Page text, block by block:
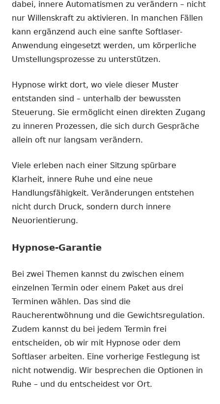
dabei, innere Automatismen zu verändern – nicht
nur Willenskraft zu aktivieren. In manchen Fällen
kann ergänzend auch eine sanfte Softlaser-
Anwendung eingesetzt werden, um körperliche
Umstellungsprozesse zu unterstützen.
Hypnose wirkt dort, wo viele dieser Muster
entstanden sind – unterhalb der bewussten
Steuerung. Sie ermöglicht einen direkten Zugang
zu inneren Prozessen, die sich durch Gespräche
allein oft nur langsam verändern.
Viele erleben nach einer Sitzung spürbare
Klarheit, innere Ruhe und eine neue
Handlungsfähigkeit. Veränderungen entstehen
nicht durch Druck, sondern durch innere
Neuorientierung.
Hypnose-Garantie
Bei zwei Themen kannst du zwischen einem
einzelnen Termin oder einem Paket aus drei
Terminen wählen. Das sind die
Raucherentwöhnung und die Gewichtsregulation.
Zudem kannst du bei jedem Termin frei
entscheiden, ob wir mit Hypnose oder dem
Softlaser arbeiten. Eine vorherige Festlegung ist
nicht notwendig. Wir besprechen die Optionen in
Ruhe – und du entscheidest vor Ort.